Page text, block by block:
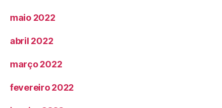
maio 2022
abril 2022
março 2022
fevereiro 2022